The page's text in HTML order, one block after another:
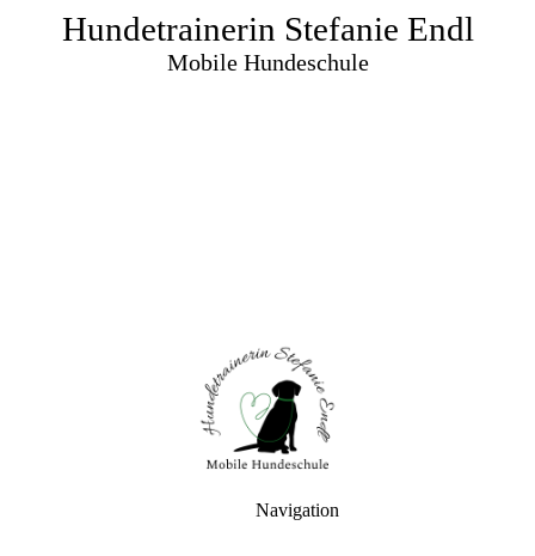
Hundetrainerin Stefanie Endl
Mobile Hundeschule
Navigation